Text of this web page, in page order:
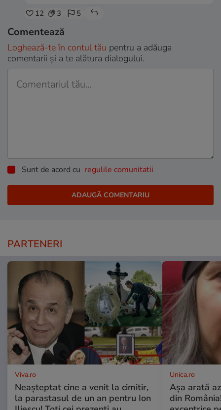
12 3 5
Comentează
Loghează-te în contul tău pentru a adăuga
comentarii și a te alătura dialogului.
Sunt de acord cu regulile comunitatii
PARTENERI
Viva.ro
Neașteptat cine a venit la cimitir,
la parastasul de un an pentru Ion
Unica.ro
Așa arată
din